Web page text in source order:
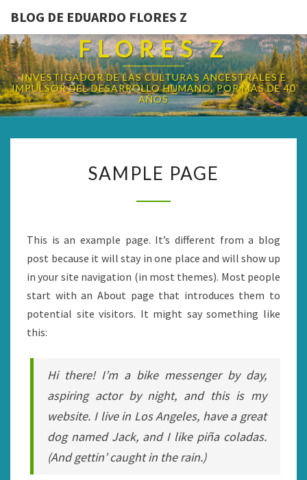
BLOG DE EDUARDO FLORES Z
BLOG DE EDUARDO
FLORES Z
INVESTIGADOR DE LAS CULTURAS ANCESTRALES E
IMPULSOR DEL DESARROLLO HUMANO, POR MÁS DE 40
AÑOS
PAGE
SAMPLE PAGE
This is an example page. It’s different from a blog
post because it will stay in one place and will show up
in your site navigation (in most themes). Most people
start with an About page that introduces them to
potential site visitors. It might say something like
this:
Hi there! I’m a bike messenger by day,
aspiring actor by night, and this is my
website. I live in Los Angeles, have a great
dog named Jack, and I like piña coladas.
(And gettin’ caught in the rain.)